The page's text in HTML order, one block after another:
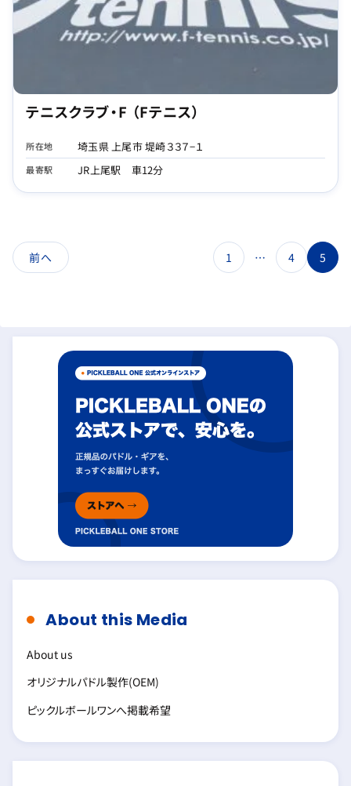
テニスクラブ・F （Fテニス）
所在地 埼玉県 上尾市 堤崎３３７−１
最寄駅 JR上尾駅 車12分
前へ 1 … 4 5
About this Media
About us
オリジナルパドル製作(OEM)
ピックルボールワンへ掲載希望